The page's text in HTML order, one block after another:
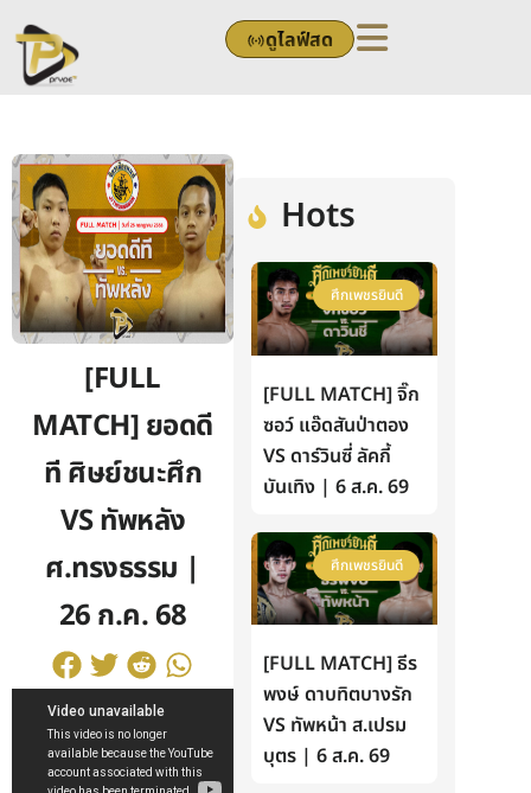
to
content
ดูไลฟ์สด
[FULL
MATCH] ยอดดี
ที ศิษย์ชนะศึก
VS ทัพหลัง
ศ.ทรงธรรม |
26 ก.ค. 68
Hots
ศึกเพชรยินดี
[FULL MATCH] จิ๊ก
ซอว์ แอ๊ดสันป่าตอง
VS ดาร์วินซี่ ลัคกี้
บันเทิง | 6 ส.ค. 69
ศึกเพชรยินดี
[FULL MATCH] ธีร
พงษ์ ดาบทิตบางรัก
VS ทัพหน้า ส.เปรม
บุตร | 6 ส.ค. 69